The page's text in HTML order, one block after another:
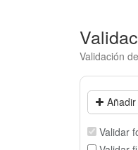
Validación
Validar